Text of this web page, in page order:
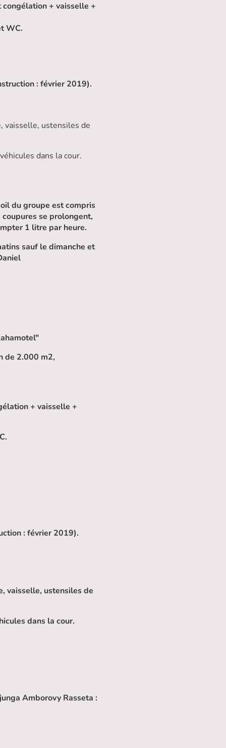
+ vaisselle +
WC.
: février 2019).
vaisselle, ustensiles de
dans la cour.
du groupe est compris
se prolongent,
1 litre par heure.
sauf le dimanche et
de 2.000 m2,
+ vaisselle +
: février 2019).
vaisselle, ustensiles de
dans la cour.
Amborovy Rasseta :